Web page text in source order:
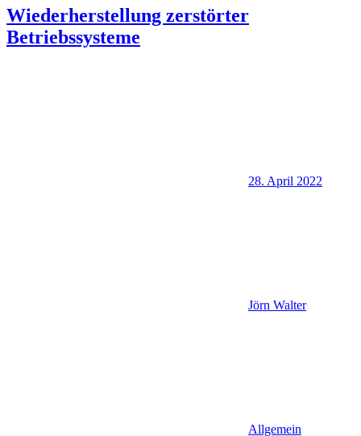
Wiederherstellung zerstörter
Betriebssysteme
28. April 2022
Jörn Walter
Allgemein